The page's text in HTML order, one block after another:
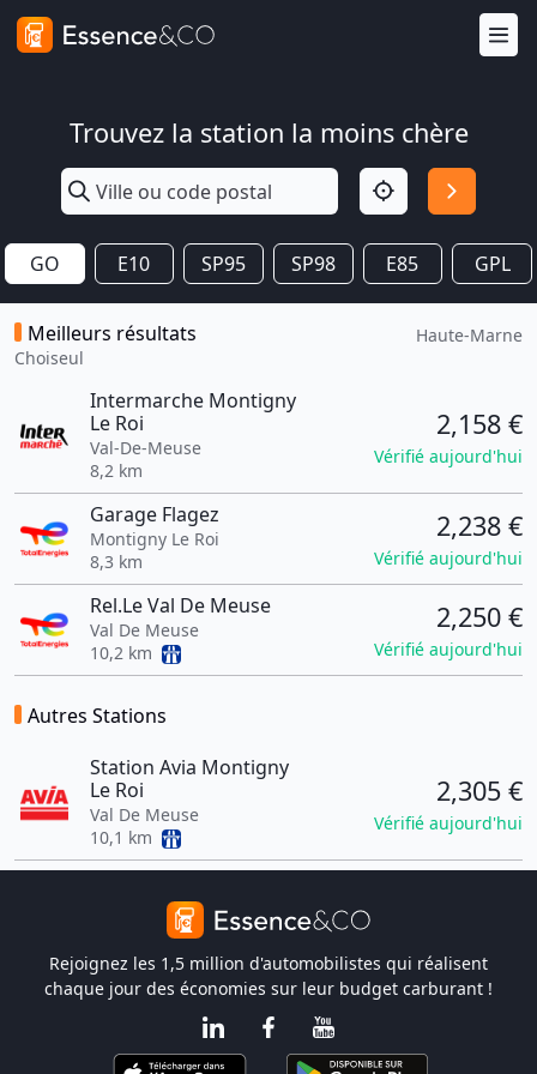
Trouvez la station la moins chère
GO E10 SP95 SP98 E85 GPL
Meilleurs résultats
Choiseul
Haute-Marne
Intermarche Montigny
Le Roi
Val-De-Meuse
8,2 km
2,158 €
Vérifié aujourd'hui
Garage Flagez
Montigny Le Roi
8,3 km
2,238 €
Vérifié aujourd'hui
Rel.Le Val De Meuse
Val De Meuse
10,2 km
2,250 €
Vérifié aujourd'hui
Autres Stations
Station Avia Montigny
Le Roi
Val De Meuse
10,1 km
2,305 €
Vérifié aujourd'hui
Rejoignez les 1,5 million d'automobilistes qui réalisent
chaque jour des économies sur leur budget carburant !